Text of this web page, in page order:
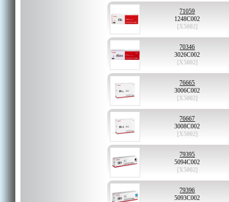
71059
1248C002
[X5002]
70346
3026C002
[X5002]
76665
3006C002
[X5002]
76667
3008C002
[X5002]
79395
5094C002
[X5002]
79396
5093C002